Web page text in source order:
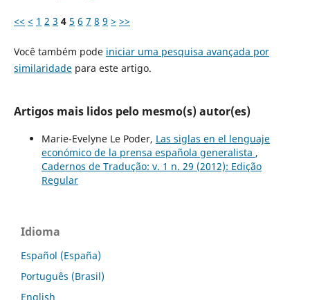
<< < 1 2 3 4 5 6 7 8 9 > >>
Você também pode iniciar uma pesquisa avançada por
similaridadepara este artigo.
Artigos mais lidos pelo mesmo(s) autor(es)
Marie-Evelyne Le Poder, Las siglas en el lenguaje
económico de la prensa española generalista ,
Cadernos de Tradução: v. 1 n. 29 (2012): Edição
Regular
Idioma
Español (España)
Português (Brasil)
English